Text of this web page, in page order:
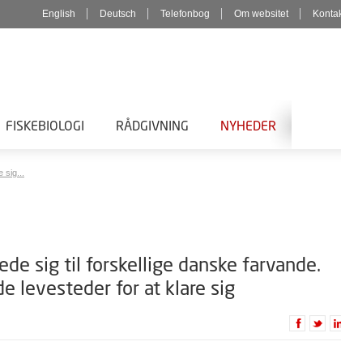
English Deutsch Telefonbog Om websitet
FISKEBIOLOGI RÅDGIVNING NYHEDER
sig til forskellige danske farvande.
levesteder for at klare sig